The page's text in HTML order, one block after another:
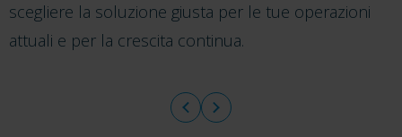
scegliere la soluzione giusta per le tue operazioni
attuali e per la crescita continua.